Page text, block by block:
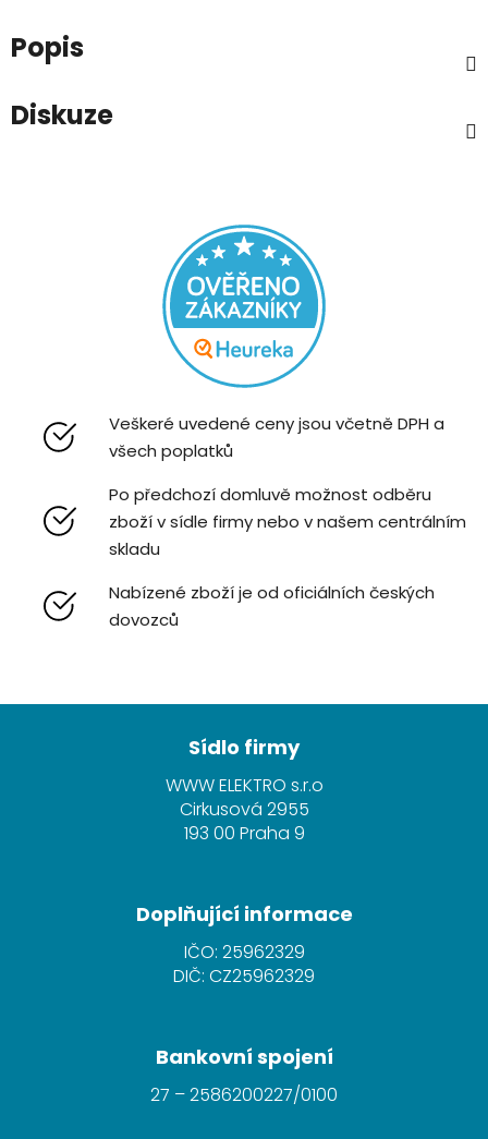
Popis
Diskuze
Veškeré uvedené ceny jsou včetně DPH a
všech poplatků
Po předchozí domluvě možnost odběru
zboží v sídle firmy nebo v našem centrálním
skladu
Nabízené zboží je od oficiálních českých
dovozců
Z
Sídlo firmy
WWW ELEKTRO s.r.o
Cirkusová 2955
193 00 Praha 9
Doplňující informace
IČO: 25962329
DIČ: CZ25962329
Bankovní spojení
27 – 2586200227/0100